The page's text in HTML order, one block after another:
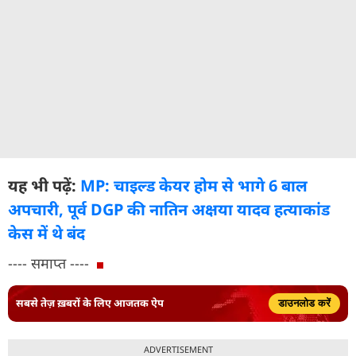
यह भी पढ़ें: MP: चाइल्ड केयर होम से भागे 6 बाल
अपचारी, पूर्व DGP की नातिन अक्षया यादव हत्याकांड
केस में थे बंद
---- समाप्त ----
सबसे तेज़ ख़बरों के लिए आजतक ऐप डाउनलोड करें
ADVERTISEMENT